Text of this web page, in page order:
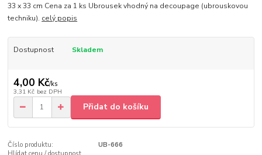
33 x 33 cm Cena za 1 ks Ubrousek vhodný na decoupage (ubrouskovou
techniku). celý popis
Dostupnost Skladem
4,00 Kč/ks
3,31 Kč bez DPH
Přidat do košíku
Číslo produktu:
UB-666